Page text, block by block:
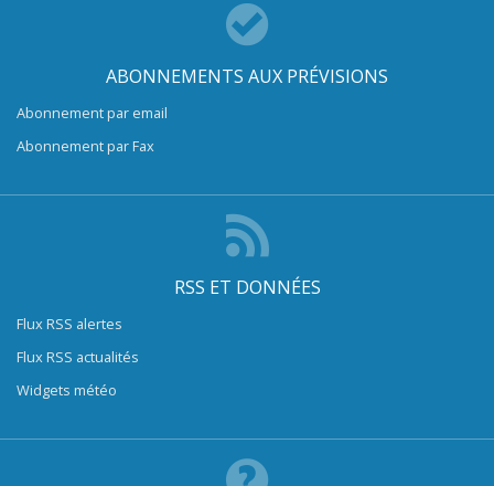
ABONNEMENTS AUX PRÉVISIONS
Abonnement par email
Abonnement par Fax
RSS ET DONNÉES
Flux RSS alertes
Flux RSS actualités
Widgets météo